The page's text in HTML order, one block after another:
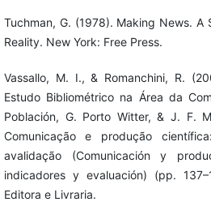
Tuchman, G. (1978). Making News.
Reality. New York: Free Press.
Vassallo, M. I., & Romanchini, R.
Estudo Bibliométrico na Área da
Población, G. Porto Witter, & J. F.
Comunicação e produção
avalidação (Comunicación y
indicadores y evaluación) (pp.
Editora e Livraria.